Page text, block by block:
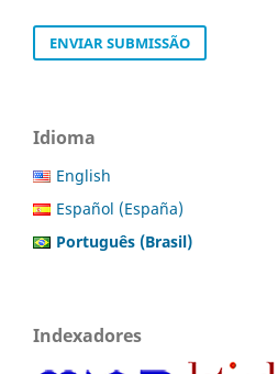
ENVIAR SUBMISSÃO
Idioma
English
Español (España)
Português (Brasil)
Indexadores